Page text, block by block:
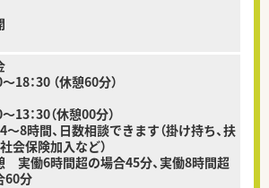
18：30 （休憩60分）
13：30（休憩00分）
8時間、日数相談できます（掛け持ち、扶
会保険加入など）
実働6時間超の場合45分、実働8時間超
60分